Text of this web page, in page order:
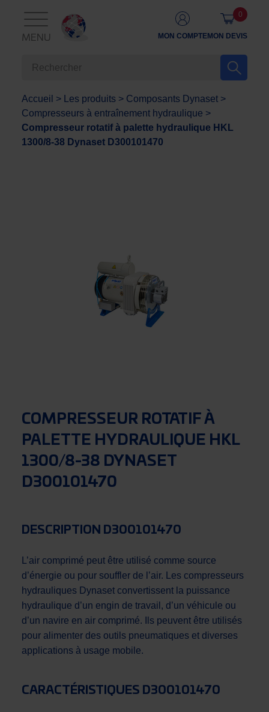
MENU MON COMPTEMON DEVIS
0
Accueil > Les produits > Composants Dynaset >
Compresseurs à entraînement hydraulique >
Compresseur rotatif à palette hydraulique HKL
1300/8-38 Dynaset D300101470
COMPRESSEUR ROTATIF À
PALETTE HYDRAULIQUE HKL
1300/8-38 DYNASET
D300101470
DESCRIPTION D300101470
L’air comprimé peut être utilisé comme source
d’énergie ou pour souffler de l’air. Les compresseurs
hydrauliques Dynaset convertissent la puissance
hydraulique d’un engin de travail, d’un véhicule ou
d’un navire en air comprimé. Ils peuvent être utilisés
pour alimenter des outils pneumatiques et diverses
applications à usage mobile.
CARACTÉRISTIQUES D300101470